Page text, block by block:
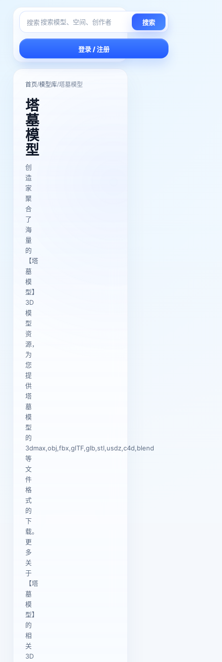
搜索 搜索
登录 / 注册
首页/模型库/塔墓模型
塔
墓
模
型
创
造
家
聚
合
了
海
量
的
【塔
墓
模
型】
3D
模
型
资
源，
为
您
提
供
塔
墓
模
型
的
3dmax,obj,fbx,glTF,glb,stl,usdz,c4d,blend
等
文
件
格
式
的
下
载。
更
多
关
于
【塔
墓
模
型】
的
相
关
3D